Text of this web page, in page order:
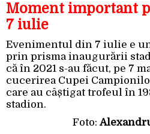
Moment important
7 iulie
Evenimentul din 7 iulie e
prin prisma inaugurării
că în 2021 s-au făcut, pe 7
cucerirea Cupei
care au câștigat trofeul în
stadion.
Foto: